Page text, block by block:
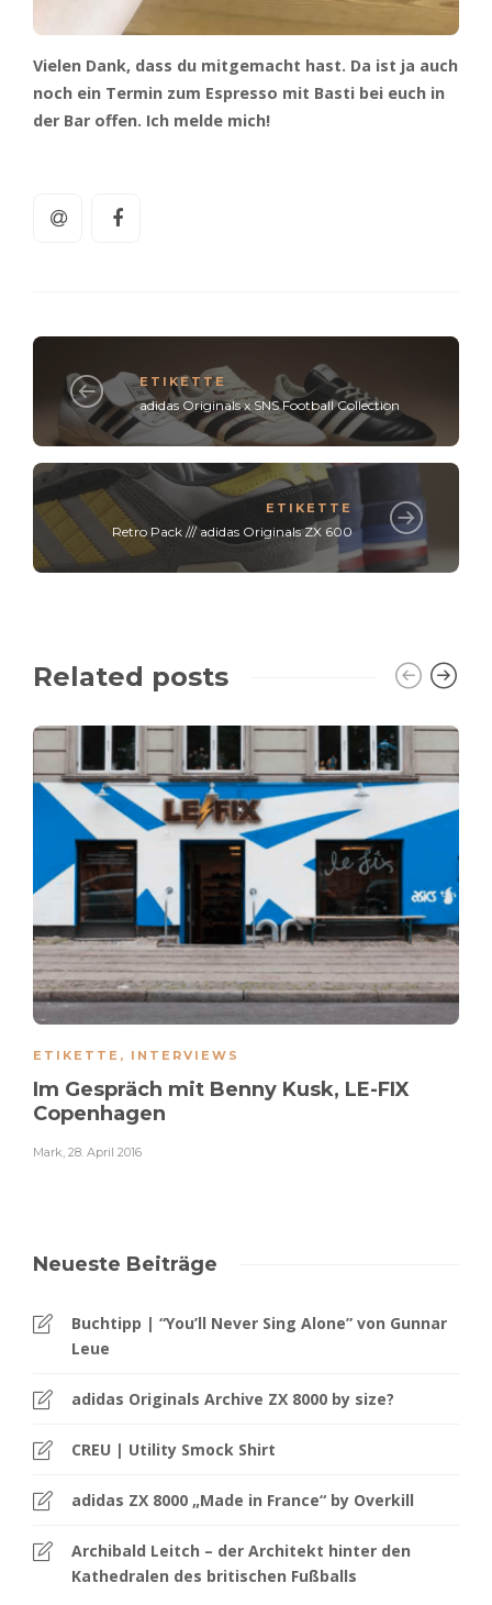
Vielen Dank, dass du mitgemacht hast. Da ist ja auch
noch ein Termin zum Espresso mit Basti bei euch in
der Bar offen. Ich melde mich!
ETIKETTE
adidas Originals x SNS Football Collection
ETIKETTE
Retro Pack /// adidas Originals ZX 600
Related posts
ETIKETTE , INTERVIEWS
Im Gespräch mit Benny Kusk, LE-FIX
Copenhagen
Mark 28. April 2016
Neueste Beiträge
Buchtipp | “You’ll Never Sing Alone” von Gunnar
Leue
adidas Originals Archive ZX 8000 by size?
CREU | Utility Smock Shirt
adidas ZX 8000 „Made in France“ by Overkill
Archibald Leitch – der Architekt hinter den
Kathedralen des britischen Fußballs